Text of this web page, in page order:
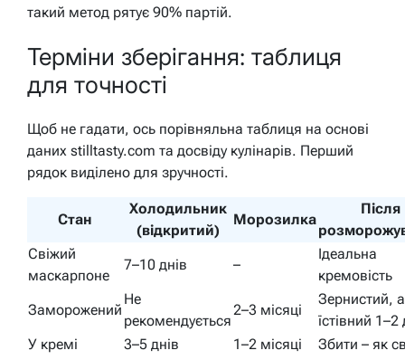
такий метод рятує 90% партій.
Терміни зберігання: таблиця
для точності
Щоб не гадати, ось порівняльна таблиця на основі
даних stilltasty.com та досвіду кулінарів. Перший
рядок виділено для зручності.
Стан
Холодильник
(відкритий)
Морозилка
Після
Свіжий
маскарпоне
7–10 днів –
Ідеальна
кремовість
Заморожений
Не
рекомендується
2–3 місяці
Зернистий,
їстівний 1–2
У кремі
3–5 днів 1–2 місяці Збити – як